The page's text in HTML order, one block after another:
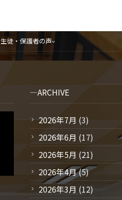
生徒・保護者の声
ARCHIVE
2026年7月 (3)
2026年6月 (17)
2026年5月 (21)
2026年4月(5)
2026年3月 (12)